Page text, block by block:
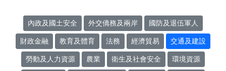
內政及國土安全 外交僑務及兩岸 國防及退伍軍人
財政金融 教育及體育 法務 經濟貿易 交通及建設
勞動及人力資源 農業 衛生及社會安全 環境資源